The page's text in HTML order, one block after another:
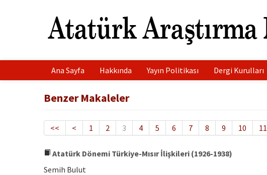
Ana Sayfa Hakkında Yayın Politikası Dergi Kurulları
Benzer Makaleler
<< < 1 2 3 4 5 6 7 8 9 10 11
Atatürk Dönemi Türkiye-Mısır İlişkileri (1926-1938)
Semih Bulut